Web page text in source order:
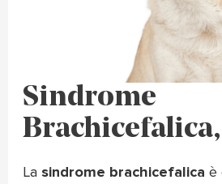
Sindrome
Brachicefalica,
La sindrome brachicefalica è